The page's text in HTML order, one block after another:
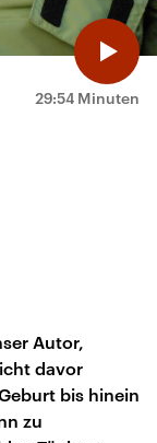
29:54 Minuten
Autor,
davor
bis hinein
zu